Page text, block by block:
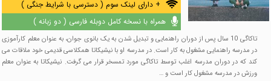
+ دارای لینک سوم ( دسترسی با شرایط جنگی )
همراه با نسخه کامل دوبله فارسی ( دو زبانه )
تاکاگی 10 سال پس از دوران راهنمایی و تبدیل شدن به یک بانوی جوان، به عنوان معلم کارآموزی
در مدرسه راهنمایی مشغول به کار است. در مدرسه او با نیشیکاتا همکلاسی قدیمی خود ملاقات می
کند که در دوران مدرسه اغلب توسط تاکاگی مورد تمسخر قرار می گرفت. نیشیکاتا به عنوان معلم
ورزش در مدرسه مشغول کار است و …